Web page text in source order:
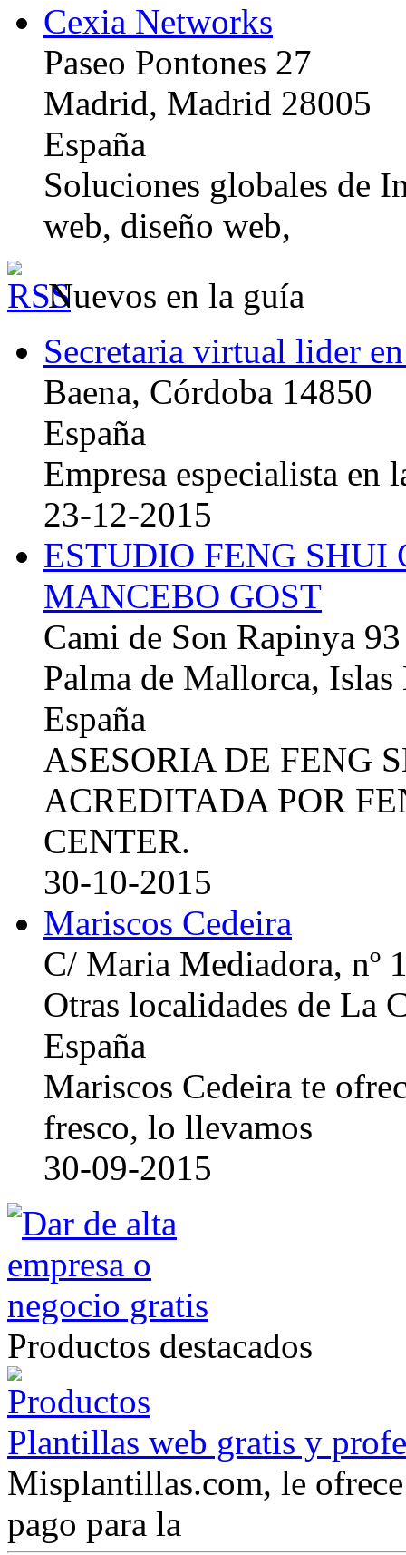
Cexia Networks
Paseo Pontones 27
Madrid, Madrid 28005
España
Soluciones globales de
web, diseño web,
Nuevos en la guía
Secretaria virtual lider
Baena, Córdoba 14850
España
Empresa especialista en
23-12-2015
ESTUDIO FENG
MANCEBO GOST
Cami de Son Rapinya 93
Palma de Mallorca, Islas
España
ASESORIA DE FENG
ACREDITADA POR
CENTER.
30-10-2015
Mariscos Cedeira
C/ Maria Mediadora, nº
Otras localidades de La
España
Mariscos Cedeira te
fresco, lo llevamos
30-09-2015
Productos destacados
Plantillas web gratis y
Misplantillas.com, le
pago para la